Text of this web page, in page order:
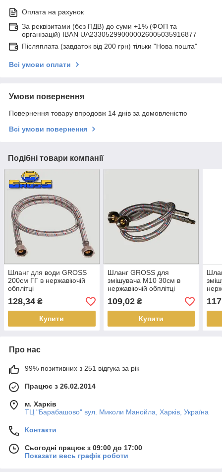
Оплата на рахунок
За реквізитами (без ПДВ) до суми +1% (ФОП та
організацій) IBAN UA233052990000026005035916877
Післяплата (завдаток від 200 грн) тільки "Нова пошта"
Всі умови оплати
Умови повернення
Повернення товару впродовж 14 днів за домовленістю
Всі умови повернення
Подібні товари компанії
Шланг для води GROSS
200см ГГ в нержавіючій
обплітці
128,34 ₴
Купити
Шланг GROSS для
змішувача М10 30см в
нержавіючій обплітці
(пара)
109,02₴
Купити
Про нас
99% позитивних з 251 відгука за рік
Працює з 26.02.2014
м. Харків
ТЦ "Барабашово" вул. Миколи Манойла, Харків, Україна
Контакти
Сьогодні працює з 09:00 до 17:00
Показати весь графік роботи